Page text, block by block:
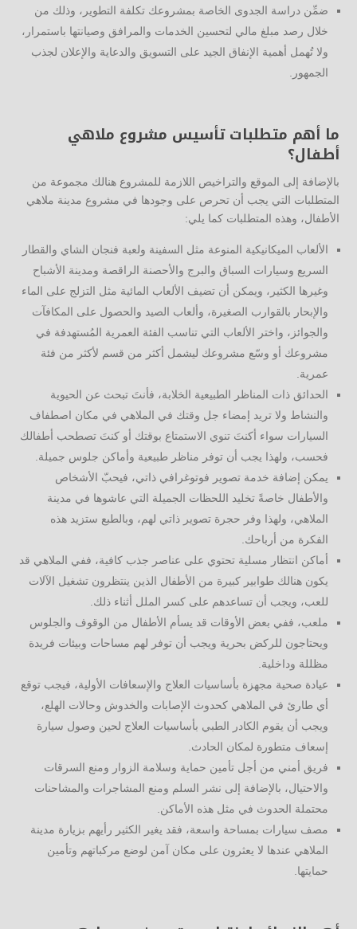
ضمِّن دراسة الجدوى الخاصة بمشروعك تكلفة التطوير، وذلك من
خلال رصد مبلغ مالي لتحسين الخدمات والمرافق وصيانتها باستمرار،
ولا تُهمل أهمية الإنفاق الجيد على التسويق والدعاية والإعلان لجذب
الجمهور.
ما أهم متطلبات تأسيس مشروع ملاهي
أطفال؟
بالإضافة إلى الموقع والتراخيص اللازمة للمشروع هنالك مجموعة من
المتطلبات التي يجب أن تحرص على وجودها في مشروع مدينة ملاهي
الأطفال، وهذه المتطلبات كما يلي:
الألعاب الميكانيكية المنوعة مثل السفينة ولعبة فنجان الشاي والقطار
السريع وسيارات السباق والبرج والأحصنة الراقصة ومدينة الأشباح
وغيرها الكثير، ويمكن أن تضيف الألعاب المائية مثل التزلج على الماء
والإبحار بالقوارب الصغيرة، وألعاب الصيد والحصول على المكافآت
والجوائز، واختر الألعاب التي تناسب الفئة العمرية المُستهدفة في
مشروعك أو وسّع مشروعك ليشمل أكثر من قسم لأكثر من فئة
عمرية.
الحدائق ذات المناظر الطبيعية الخلابة، فأنتَ تبحث عن الحيوية
والنشاط ولا تريد إمضاء جل وقتك في الملاهي في مكان اصطفاف
السيارات سواء أكنتَ تنوي الاستمتاع بوقتك أو كنتَ تصطحب أطفالك
فحسب، ولهذا يجب أن توفر مناظر طبيعية وأماكن جلوس جميلة.
يمكن إضافة خدمة تصوير فوتوغرافي ذاتي، فيحبّ الأشخاص
والأطفال خاصةً تخليد اللحظات الجميلة التي عاشوها في مدينة
الملاهي، ولهذا وفر حجرة تصوير ذاتي لهم، وبالطبع ستزيد هذه
الفكرة من أرباحك.
أماكن انتظار مسلية تحتوي على عناصر جذب كافية، ففي الملاهي قد
يكون هنالك طوابير كبيرة من الأطفال الذين ينتظرون تشغيل الآلات
للعب، ويجب أن تساعدهم على كسر الملل أثناء ذلك.
ملعب، ففي بعض الأوقات قد يسأم الأطفال من الوقوف والجلوس
ويحتاجون للركض بحرية ويجب أن توفر لهم مساحات وبيئات فريدة
مظللة وداخلية.
عيادة صحية مجهزة بأساسيات العلاج والإسعافات الأولية، فيجب توقع
أي طارئ في الملاهي كحدوث الإصابات والخدوش وحالات الهلع،
ويجب أن يقوم الكادر الطبي بأساسيات العلاج لحين وصول سيارة
إسعاف متطورة لمكان الحادث.
فريق أمني من أجل تأمين حماية وسلامة الزوار ومنع السرقات
والاحتيال، بالإضافة إلى نشر السلم ومنع المشاجرات والمشاحنات
محتملة الحدوث في مثل هذه الأماكن.
مصف سيارات بمساحة واسعة، فقد يغير الكثير رأيهم بزيارة مدينة
الملاهي عندها لا يعثرون على مكان آمن لوضع مركباتهم وتأمين
حمايتها.